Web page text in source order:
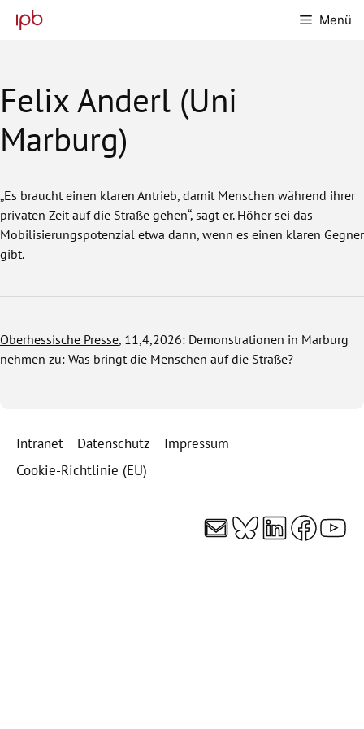
Inhalt
Menü
Felix Anderl (Uni
Marburg)
„Es braucht einen klaren Antrieb, damit Menschen während ihrer
privaten Zeit auf die Straße gehen“, sagt er. Höher sei das
Mobilisierungspotenzial etwa dann, wenn es einen klaren Gegner
gibt.
Oberhessische Presse, 11,4,2026: Demonstrationen in Marburg
nehmen zu: Was bringt die Menschen auf die Straße?
Intranet Datenschutz
Impressum
Cookie-Richtlinie (EU)
E-MailBluesky